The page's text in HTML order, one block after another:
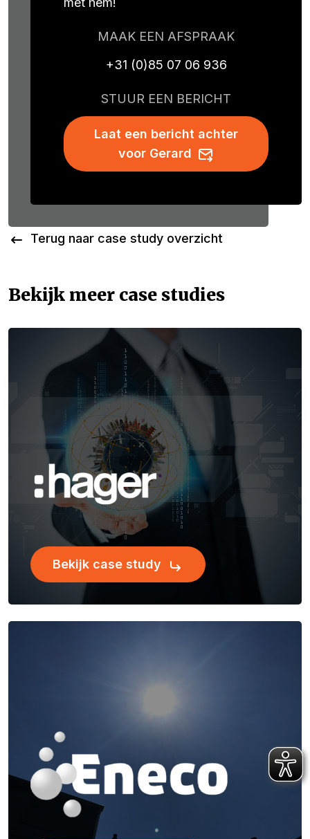
MAAK EEN AFSPRAAK
+31 (0)85 07 06 936
STUUR EEN BERICHT
Laat een bericht achter
voor Gerard
Terug naar case study overzicht
Bekijk meer case studies
Bekijk case study